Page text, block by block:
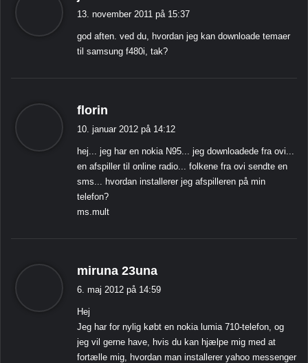
e
r
13. november 2011 på 15:37
god aften. ved du, hvordan jeg kan downloade temaer
til samsung f480i, tak?
florin
e
r
:
10. januar 2012 på 14:12
hej... jeg har en nokia N95... jeg downloadede fra ovi...
en afspiller til online radio... folkene fra ovi sendte en
sms... hvordan installerer jeg afspilleren på min
telefon?
ms.mult
miruna 23una
r
:
6. maj 2012 på 14:59
Hej
Jeg har for nylig købt en nokia lumia 710-telefon, og
jeg vil gerne have, hvis du kan hjælpe mig med at
fortælle mig, hvordan man installerer yahoo messenger